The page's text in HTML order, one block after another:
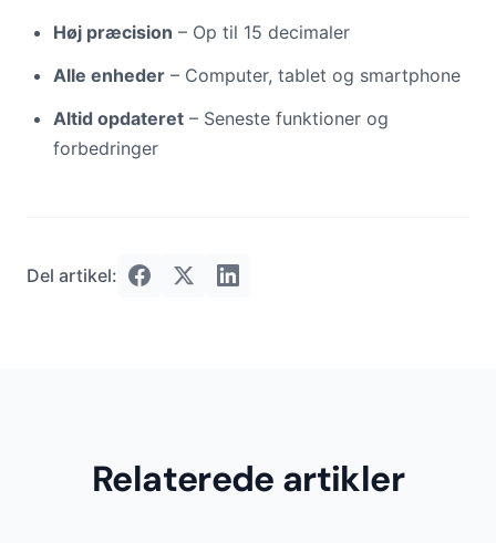
Høj præcision – Op til 15 decimaler
Alle enheder – Computer, tablet og smartphone
Altid opdateret – Seneste funktioner og
forbedringer
Del artikel:
Relaterede artikler